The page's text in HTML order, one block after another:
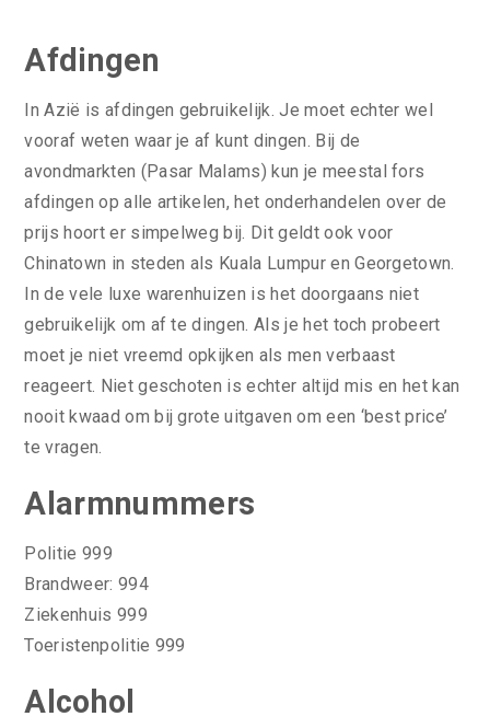
Afdingen
In Azië is afdingen gebruikelijk. Je moet echter wel
vooraf weten waar je af kunt dingen. Bij de
avondmarkten (Pasar Malams) kun je meestal fors
afdingen op alle artikelen, het onderhandelen over de
prijs hoort er simpelweg bij. Dit geldt ook voor
Chinatown in steden als Kuala Lumpur en Georgetown.
In de vele luxe warenhuizen is het doorgaans niet
gebruikelijk om af te dingen. Als je het toch probeert
moet je niet vreemd opkijken als men verbaast
reageert. Niet geschoten is echter altijd mis en het kan
nooit kwaad om bij grote uitgaven om een ‘best price’
te vragen.
Alarmnummers
Politie 999
Brandweer: 994
Ziekenhuis 999
Toeristenpolitie 999
Alcohol